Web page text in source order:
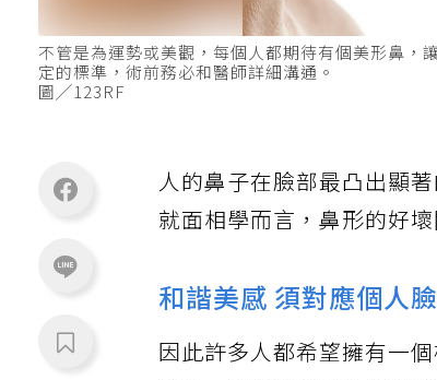
不管是為運勢或美觀，每個人都期待有個美形鼻
定的標準，術前務必和醫師詳細溝通。
圖╱123RF
人的鼻子在臉部最凸出顯
就面相學而言，鼻形的好
和諧美感 須對應個人
因此許多人都希望擁有一